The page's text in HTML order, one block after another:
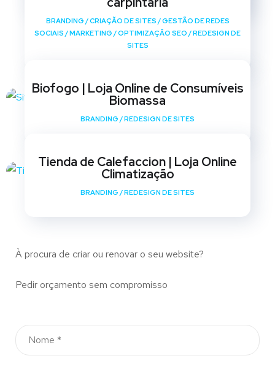
BRANDING /CRIAÇÃO DE SITES /GESTÃO DE REDES
SOCIAIS /MARKETING /OPTIMIZAÇÃO SEO /REDESIGN DE
SITES
Biofogo | Loja Online de Consumíveis
Biomassa
BRANDING /REDESIGN DE SITES
Tienda de Calefaccion | Loja Online
Climatização
BRANDING /REDESIGN DE SITES
À procura de criar ou renovar o seu website?
Pedir orçamento sem compromisso